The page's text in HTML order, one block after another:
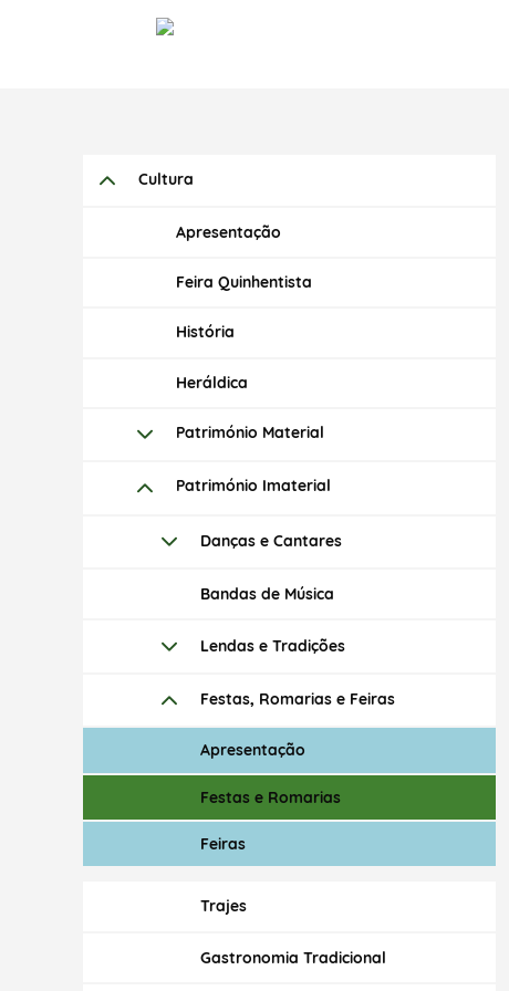
Cultura
Apresentação
Feira Quinhentista
História
Heráldica
Património Material
Património Imaterial
Danças e Cantares
Bandas de Música
Lendas e Tradições
Festas, Romarias e Feiras
Apresentação
Festas e Romarias
Feiras
Trajes
Gastronomia Tradicional